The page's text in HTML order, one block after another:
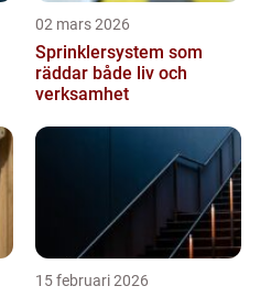
02 mars 2026
Sprinklersystem som
räddar både liv och
verksamhet
15 februari 2026